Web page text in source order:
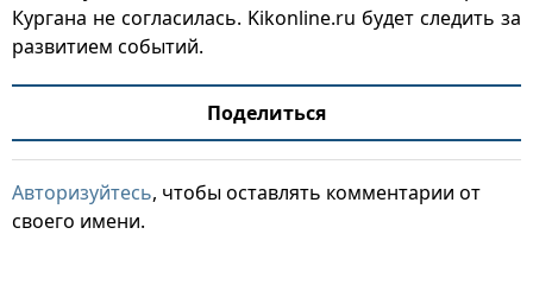
Кургана не согласилась. Kikonline.ru будет следить за
развитием событий.
Поделиться
Авторизуйтесь, чтобы оставлять комментарии от
своего имени.